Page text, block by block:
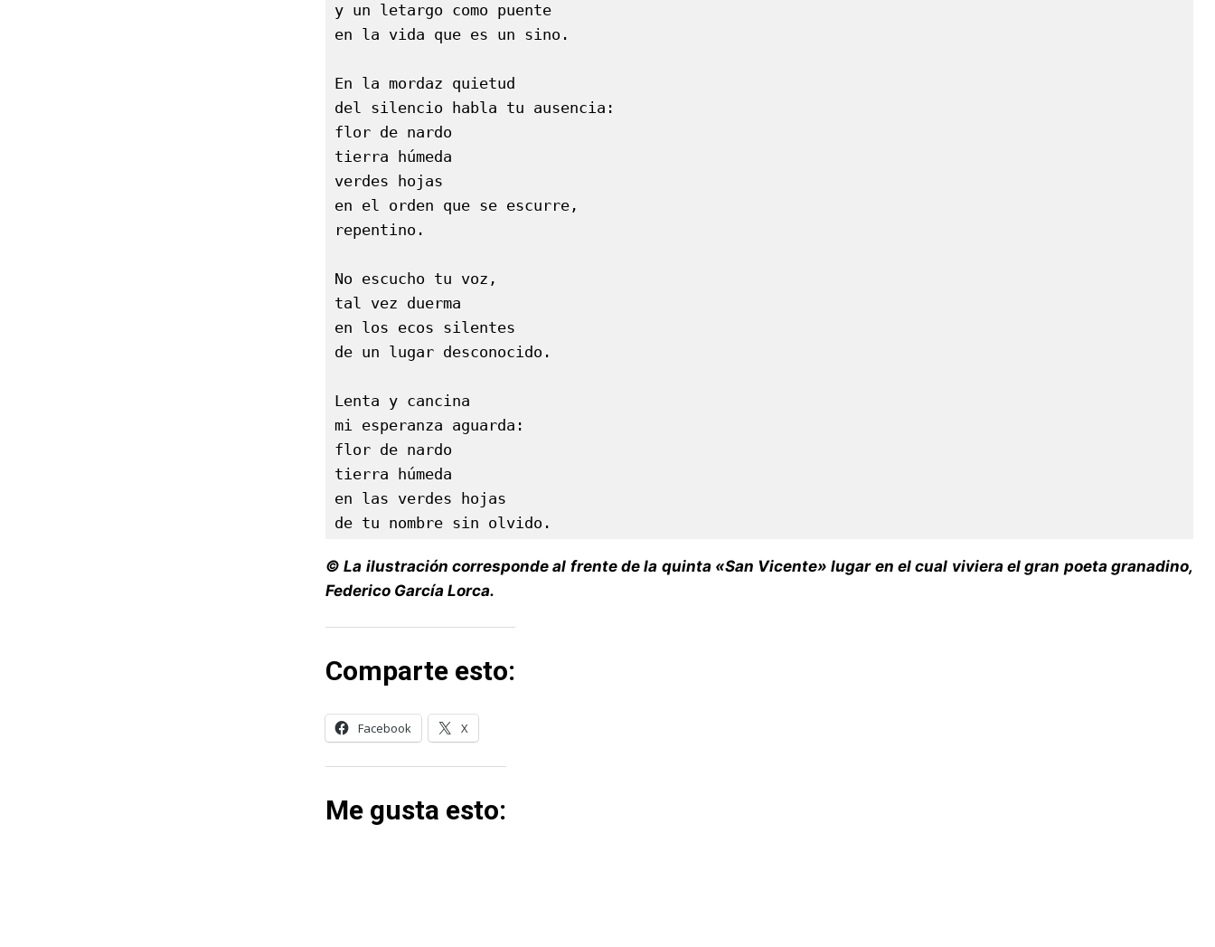
y un letargo como puente
en la vida que es un sino.
En la mordaz quietud
del silencio habla tu ausencia:
flor de nardo
tierra húmeda
verdes hojas
en el orden que se escurre,
repentino.
No escucho tu voz,
tal vez duerma
en los ecos silentes
de un lugar desconocido.
Lenta y cancina
mi esperanza aguarda:
flor de nardo
tierra húmeda
en las verdes hojas
de tu nombre sin olvido.
© La ilustración corresponde al frente de la quinta «San Vicente» lugar en el cual viviera el gran poeta granadino,
Federico García Lorca.
Comparte esto:
Facebook X
Me gusta esto: